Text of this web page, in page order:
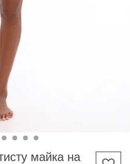
майка на